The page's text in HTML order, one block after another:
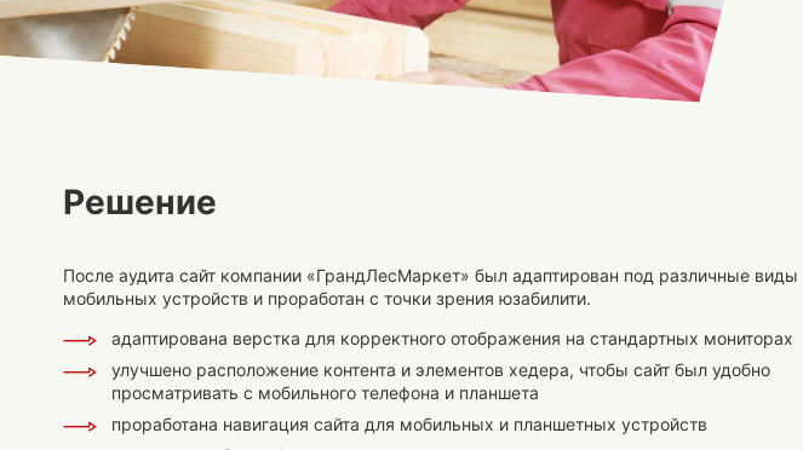
Решение
После аудита сайт компании «ГрандЛесМаркет» был адаптирован под различные виды
мобильных устройств и проработан с точки зрения юзабилити.
адаптирована верстка для корректного отображения на стандартных мониторах
улучшено расположение контента и элементов хедера, чтобы сайт был удобно
просматривать с мобильного телефона и планшета
проработана навигация сайта для мобильных и планшетных устройств